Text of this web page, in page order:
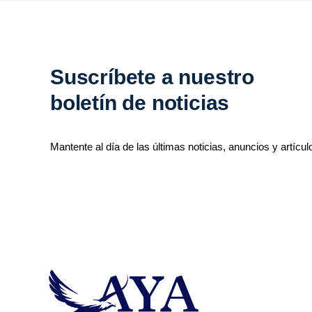
Suscríbete a nuestro
boletín de noticias
Mantente al día de las últimas noticias, anuncios y